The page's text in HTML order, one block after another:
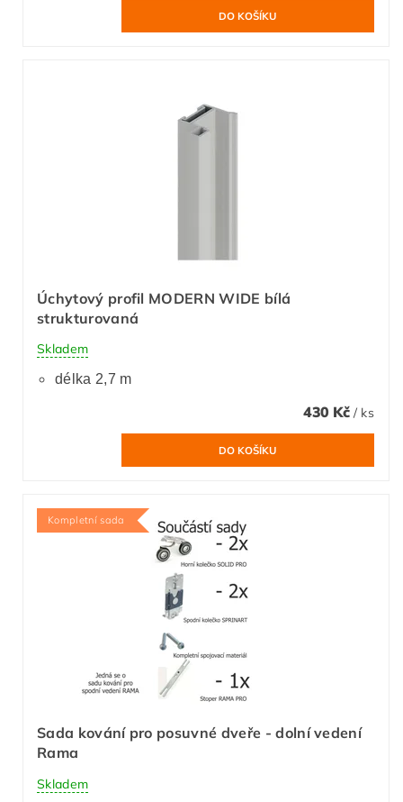
Úchytový profil MODERN WIDE bílá
strukturovaná
Skladem
délka 2,7 m
430 Kč / ks
Kompletní sada
Sada kování pro posuvné dveře - dolní vedení
Rama
Skladem